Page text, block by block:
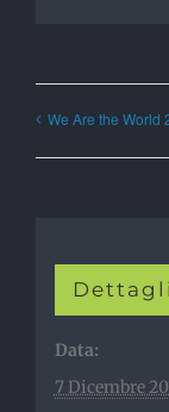
We Are the World
Dettagli
Data:
7 Dicembre